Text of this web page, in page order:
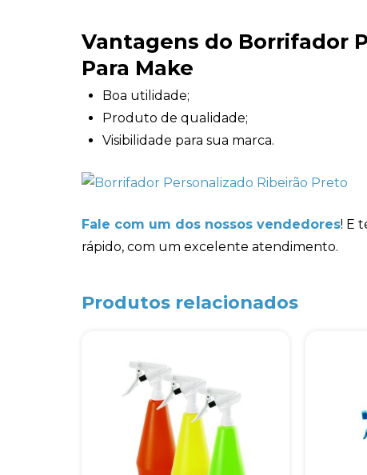
Vantagens do Borrifador
Para Make
Boa utilidade;
Produto de qualidade;
Visibilidade para sua marca.
Fale com um dos nossos vendedores! E
rápido, com um excelente atendimento.
Produtos relacionados